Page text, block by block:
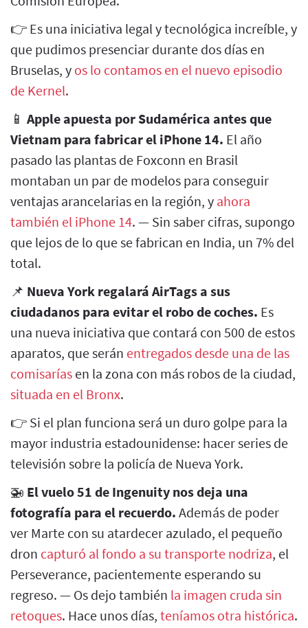
👉 Es una iniciativa legal y tecnológica increíble, y
que pudimos presenciar durante dos días en
Bruselas, y os lo contamos en el nuevo episodio
de Kernel.
📱 Apple apuesta por Sudamérica antes que
Vietnam para fabricar el iPhone 14. El año
pasado las plantas de Foxconn en Brasil
montaban un par de modelos para conseguir
ventajas arancelarias en la región, y ahora
también el iPhone 14. — Sin saber cifras, supongo
que lejos de lo que se fabrican en India, un 7% del
total.
📌 Nueva York regalará AirTags a sus
ciudadanos para evitar el robo de coches. Es
una nueva iniciativa que contará con 500 de estos
aparatos, que serán entregados desde una de las
comisarías en la zona con más robos de la ciudad,
situada en el Bronx.
👉 Si el plan funciona será un duro golpe para la
mayor industria estadounidense: hacer series de
televisión sobre la policía de Nueva York.
🚁 El vuelo 51 de Ingenuity nos deja una
fotografía para el recuerdo. Además de poder
ver Marte con su atardecer azulado, el pequeño
dron capturó al fondo a su transporte nodriza, el
Perseverance, pacientemente esperando su
regreso. — Os dejo también la imagen cruda sin
retoques. Hace unos días, teníamos otra histórica.